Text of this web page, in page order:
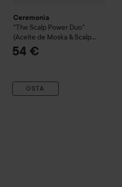
Ceremonia
"The Scalp Power Duo"
(Aceite de Moska & Scalp
Masajeador)
54 €
OSTA